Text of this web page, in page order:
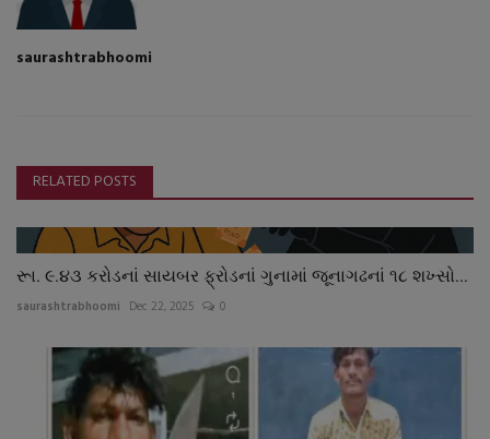
saurashtrabhoomi
RELATED POSTS
રૂા. ૯.૪૩ કરોડનાં સાયબર ફ્રોડનાં ગુનામાં જૂનાગઢનાં ૧૮ શખ્સો...
saurashtrabhoomi Dec 22, 2025 0